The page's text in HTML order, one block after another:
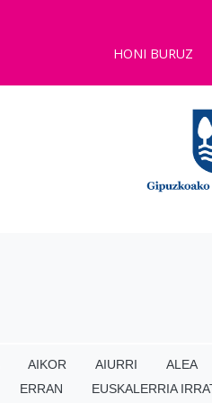
HONI BURUZ
AIKOR AIURRI ALEA
ERRAN EUSKALERRIA